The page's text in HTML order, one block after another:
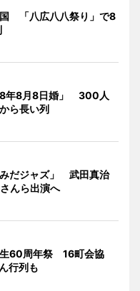
「八広八八祭り」で8
8年8月8日婚」 300人
ら長い列
だジャズ」 武田真治
んら出演へ
生60周年祭 16町会協
行列も